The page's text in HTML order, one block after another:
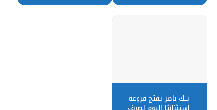
بنك ناصر يفتح فروعه